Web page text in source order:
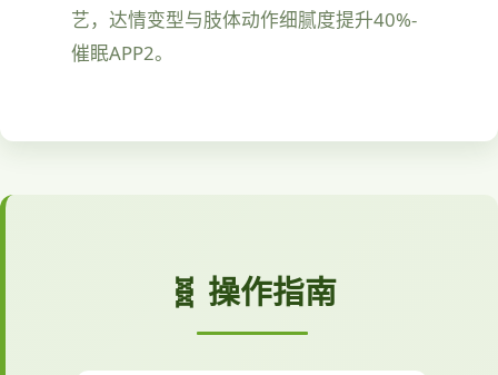
艺，达情变型与肢体动作细腻度提升40%-
催眠APP2。
🧬 操作指南